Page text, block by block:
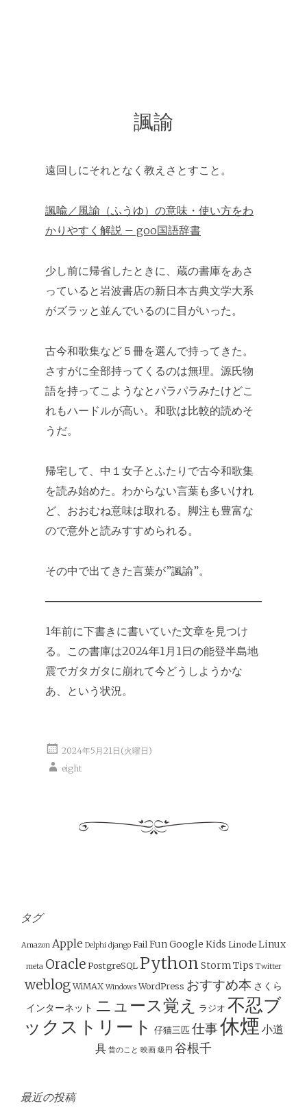
諷諭
遠回しにそれとなく教えさとすこと。
諷喩／風諭（ふうゆ）の意味・使い方をわ
かりやすく解説 – goo国語辞書
少し前に帰省したときに、蔵の書庫をあさ
っていると岩波書店の新日本古典文学大系
がズラッと並んでいるのに目がいった。
古今和歌集など５冊を選んで持ってきた。
さすがに全部持ってくるのは無理。源氏物
語を持ってこようなとパラパラみたけどこ
れもハードルが高い。和歌は比較的読めそ
うだ。
帰宅して、中１女子とふたりで古今和歌集
を読み始めた。わからない言葉も多いけれ
ど、おおむね意味は取れる。脚注も豊富な
ので意外と読みすすめられる。
その中で出てきた言葉が”諷諭”。
1年前に下書きに書いていた文章を見つけ
る。この書庫は2024年1月1日の能登半島地
震でガタガタに崩れて今どうしようかな
あ、という状況。
2024年5月21日(火曜日)
eight
タグ
Amazon Apple Delphi django Fail FunGoogle Kids Linode Linux
meta Oracle PostgreSQL Python StormTips Twitter
weblog WiMAX Windows WordPress おすすめ本 さくら
インターネット ニュース覚え ラジオ 不忍ブ
ックストリート
仔猫三匹 仕事休煙 小道
具 昔のこと 映画 級円 谷根千
最近の投稿